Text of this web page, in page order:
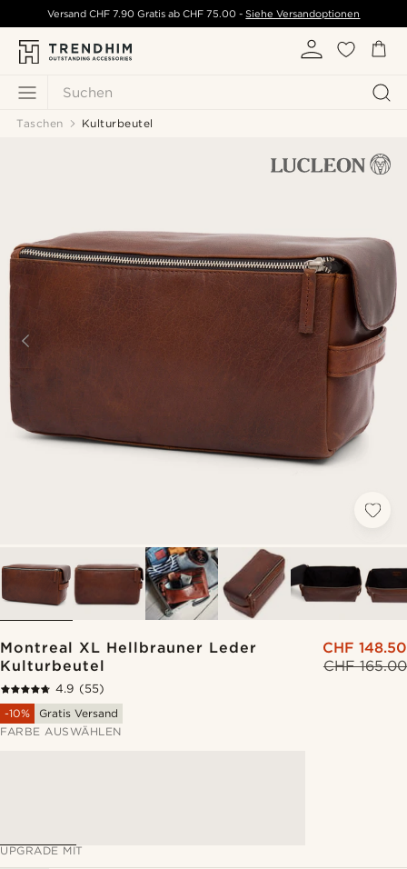
Suchen
Versand CHF 7.90 Gratis ab CHF 75.00 - Siehe Versandoptionen
Taschen Kulturbeutel
Montreal XL Hellbrauner Leder
Kulturbeutel
CHF 165.00
CHF 148.50
4.9 (55)
-10%
Gratis Versand
FARBE AUSWÄHLEN
UPGRADE MIT